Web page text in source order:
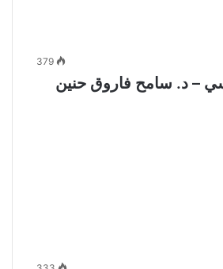
379
– د. سامح فاروق حنين